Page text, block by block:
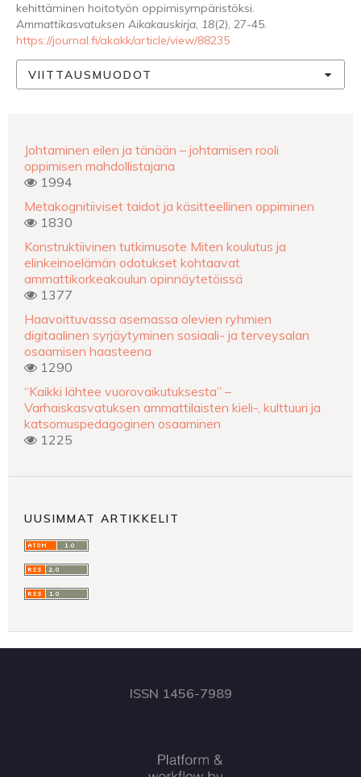
kehittäminen hoitotyön oppimisympäristöksi.
Ammattikasvatuksen Aikakauskirja, 18(2), 27-45.
https://journal.fi/akakk/article/view/88235
VIITTAUSMUODOT
Johtaminen eilen ja tänään – johtamisen rooli
oppimisen mahdollistajana
1994
Metakognitiiviset taidot ja käsitteellinen oppiminen
1830
Konstruktiivinen tutkimusote Miten koulutus ja
elinkeinoelämän odotukset kohtaavat
ammattikorkeakoulun opinnäytetöissä
1377
Haavoittuvassa asemassa olevien ryhmien
digitaalinen syrjäytyminen sosiaali- ja terveysalan
osaamisen haasteena
1290
“Kaikki lähtee vuorovaikutuksesta” –
Varhaiskasvatuksen ammattilaisten kieli-, kulttuuri ja
katsomuspedagoginen osaaminen
1225
UUSIMMAT ARTIKKELIT
ISSN 1456-7989